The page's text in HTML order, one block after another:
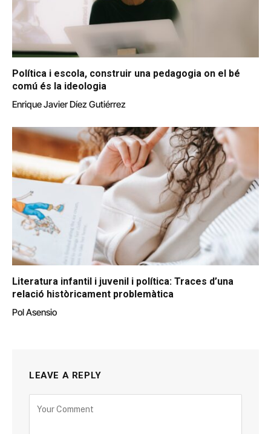
Política i escola, construir una pedagogia on el bé
comú és la ideologia
Enrique Javier Díez Gutiérrez
Literatura infantil i juvenil i política: Traces d’una
relació històricament problemàtica
Pol Asensio
LEAVE A REPLY